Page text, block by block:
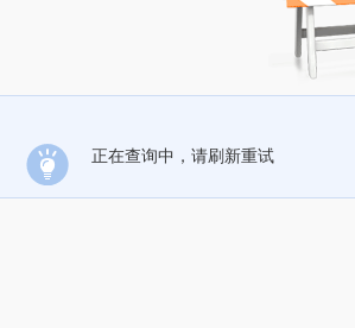
正在查询中，请刷新重试